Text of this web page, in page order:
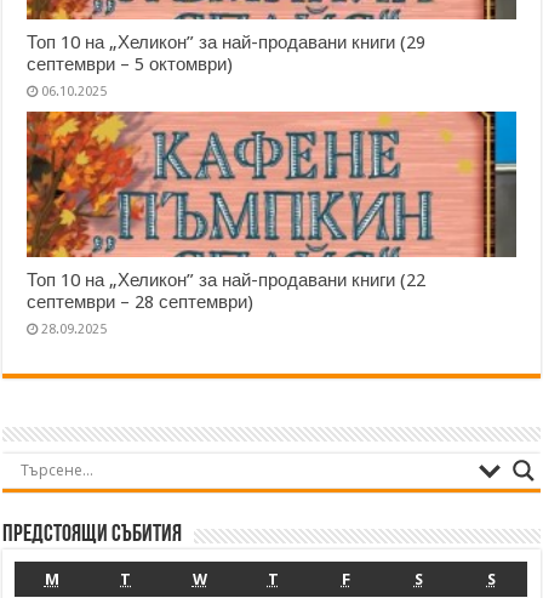
Топ 10 на „Хеликон” за най-продавани книги (29
септември – 5 октомври)
06.10.2025
Топ 10 на „Хеликон” за най-продавани книги (22
септември – 28 септември)
28.09.2025
Предстоящи събития
M T W T F S S